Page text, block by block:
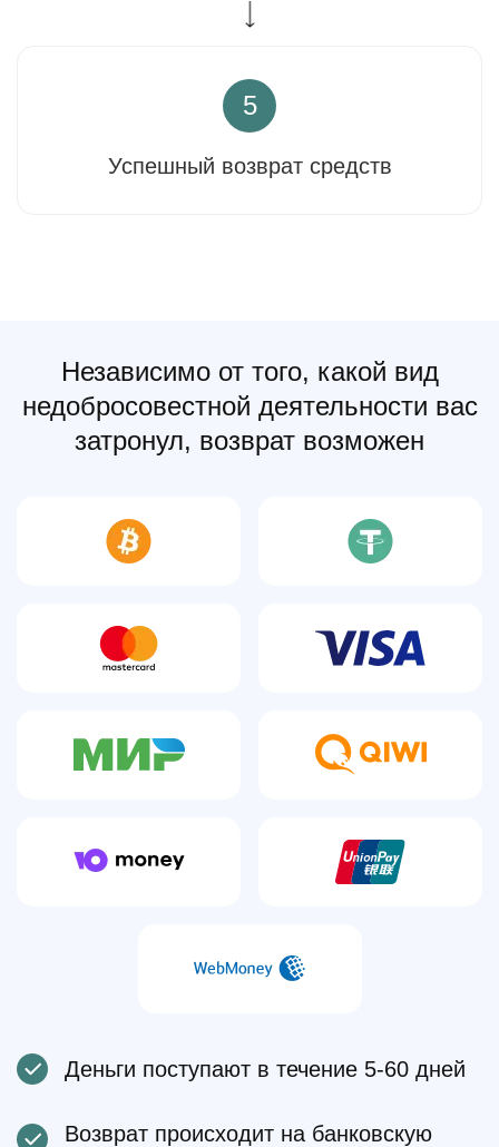
5
Успешный возврат средств
Независимо от того, какой вид
недобросовестной деятельности вас
затронул, возврат возможен
Деньги поступают в течение 5-60 дней
Возврат происходит на банковскую